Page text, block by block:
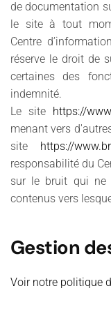
de documentation
le site à tout
Centre
réserve le droit de
certaines des
indemnité.
Le site https://
menant vers
site https://
responsabilité du
sur le bruit qui ne
contenus vers
Gestion
Voir notre politique